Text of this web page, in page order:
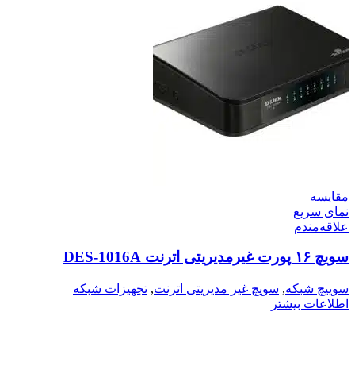
مقایسه
نمای سریع
علاقه‌مندم
سویچ ۱۶ پورت غیرمدیریتی اترنت DES-1016A
سوییچ شبکه, سویچ غیر مدیریتی اترنت, تجهیزات شبکه
اطلاعات بیشتر